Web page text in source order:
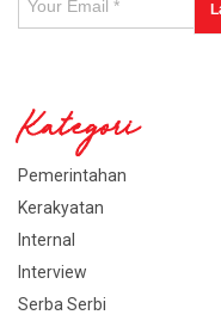
Kategori
Pemerintahan
Kerakyatan
Internal
Interview
Serba Serbi